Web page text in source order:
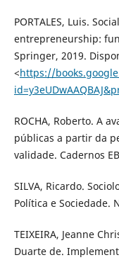
PORTALES, Luis.
entrepreneurship:
Springer, 2019.
<https://
ROCHA, Roberto. A
públicas a partir da
validade. Cadernos
SILVA, Ricardo.
Política e Sociedade.
TEIXEIRA, Jeanne
Duarte de.